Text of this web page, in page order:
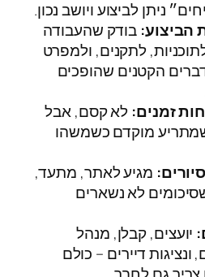
ניתן לביצוע ויושב נכון.
הביצוע: בודק שהעבודה
לתקנים, ולמפרט
הקטנים שהופכים
זמנים: לא קסם, אבל
מוקדם כשמשהו
מגיע לאתר, מתעד,
לא נשארים
יועצים, קבלן, מנהל
דיירים – כולם